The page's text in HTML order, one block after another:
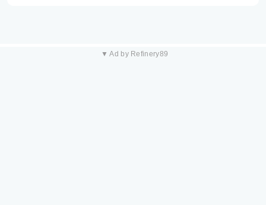
▼ Ad by Refinery89